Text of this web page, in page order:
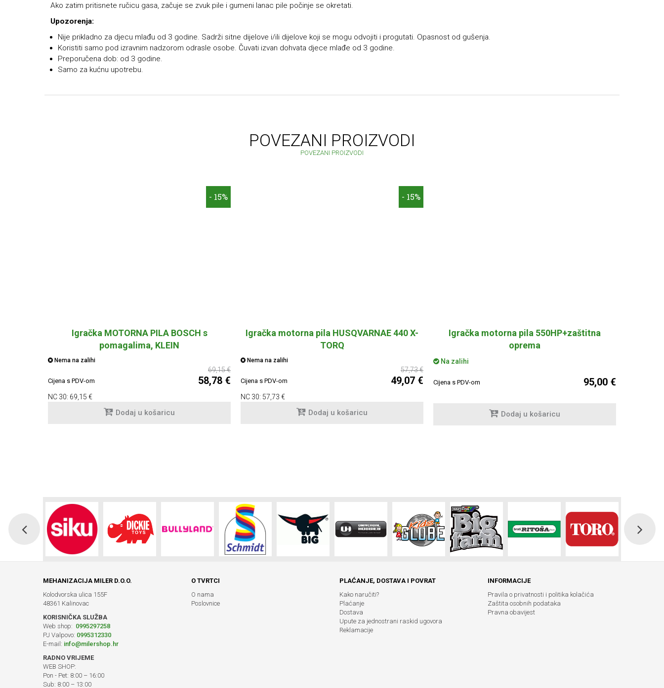
Ako zatim pritisnete ručicu gasa, začuje se zvuk pile i gumeni lanac pile počinje se okretati.
Upozorenja:
Nije prikladno za djecu mlađu od 3 godine. Sadrži sitne dijelove i/ili dijelove koji se mogu odvojiti i progutati. Opasnost od gušenja.
Koristiti samo pod izravnim nadzorom odrasle osobe. Čuvati izvan dohvata djece mlađe od 3 godine.
Preporučena dob: od 3 godine.
Samo za kućnu upotrebu.
POVEZANI PROIZVODI
POVEZANI PROIZVODI
- 15%
Igračka MOTORNA PILA BOSCH s
pomagalima, KLEIN
Nema na zalihi
69,15 €
Cijena s PDV-om 58,78 €
NC 30: 69,15 €
Dodaj u košaricu
- 15%
Igračka motorna pila HUSQVARNAE 440 X-
TORQ
Nema na zalihi
57,73 €
Cijena s PDV-om 49,07 €
NC 30: 57,73 €
Dodaj u košaricu
Igračka motorna pila 550HP+zaštitna
oprema
Na zalihi
Cijena s PDV-om 95,00 €
Dodaj u košaricu
MEHANIZACIJA MILER D.O.O.
Kolodvorska ulica 155F
48361 Kalinovac
KORISNIČKA SLUŽBA
Web shop: 0995297258
PJ Valpovo: 0995312330
E-mail: info@milershop.hr
RADNO VRIJEME
WEB SHOP:
Pon - Pet: 8:00 – 16:00
Sub: 8:00 – 13:00
O TVRTCI
O nama
Poslovnice
PLAĆANJE, DOSTAVA I POVRAT
Kako naručiti?
Plaćanje
Dostava
Upute za jednostrani raskid ugovora
Reklamacije
INFORMACIJE
Pravila o privatnosti i politika kolačića
Zaštita osobnih podataka
Pravna obavijest